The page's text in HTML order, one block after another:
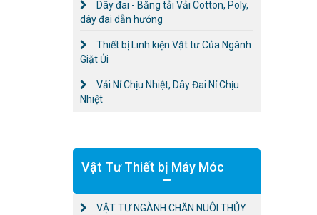
Dây đai - Băng tải Vải Cotton, Poly,
dây đai dẫn hướng
Thiết bị Linh kiện Vật tư Của Ngành
Giặt Ủi
Vải Nỉ Chịu Nhiệt, Dây Đai Nỉ Chịu
Nhiệt
Vật Tư Thiết bị Máy Móc
VẬT TƯ NGÀNH CHĂN NUÔI THỦY